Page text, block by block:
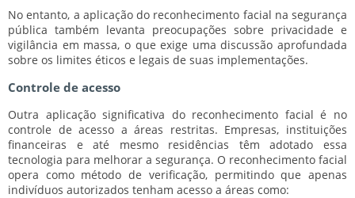
No entanto, a aplicação do reconhecimento facial na segurança
pública também levanta preocupações sobre privacidade e
vigilância em massa, o que exige uma discussão aprofundada
sobre os limites éticos e legais de suas implementações.
Controle de acesso
Outra aplicação significativa do reconhecimento facial é no
controle de acesso a áreas restritas. Empresas, instituições
financeiras e até mesmo residências têm adotado essa
tecnologia para melhorar a segurança. O reconhecimento facial
opera como método de verificação, permitindo que apenas
indivíduos autorizados tenham acesso a áreas como: